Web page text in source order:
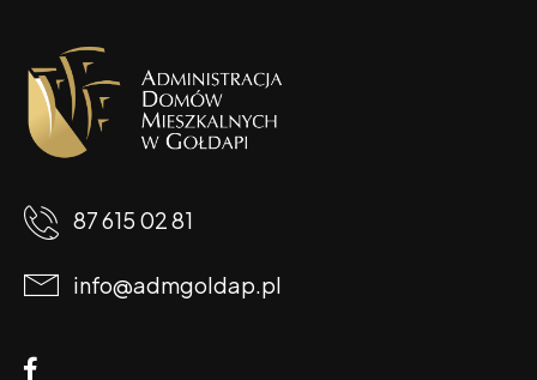
87 615 02 81
info@admgoldap.pl